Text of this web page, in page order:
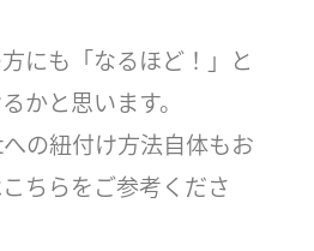
にも「なるほど！」と
かと思います。
の紐付け方法自体もお
ちらをご参考くださ